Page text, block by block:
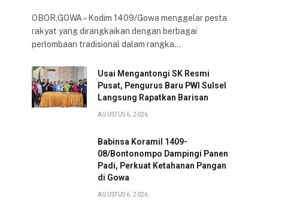
OBOR,GOWA – Kodim 1409/Gowa menggelar pesta
rakyat yang dirangkaikan dengan berbagai
perlombaan tradisional dalam rangka…
Usai Mengantongi SK Resmi
Pusat, Pengurus Baru PWI Sulsel
Langsung Rapatkan Barisan
AGUSTUS 6, 2026
Babinsa Koramil 1409-
08/Bontonompo Dampingi Panen
Padi, Perkuat Ketahanan Pangan
di Gowa
AGUSTUS 6, 2026